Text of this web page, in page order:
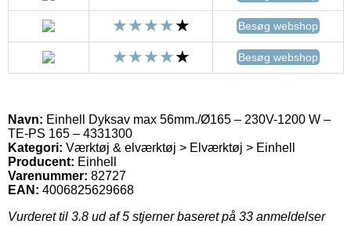
Besøg webshop
Besøg webshop
Navn: Einhell Dyksav max 56mm./Ø165 – 230V-1200 W –
TE-PS 165 – 4331300
Kategori: Værktøj & elværktøj > Elværktøj > Einhell
Producent: Einhell
Varenummer: 82727
EAN: 4006825629668
Vurderet til 3.8 ud af 5 stjerner baseret på 33 anmeldelser